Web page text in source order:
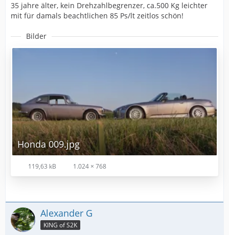
35 jahre älter, kein Drehzahlbegrenzer, ca.500 Kg leichter
mit für damals beachtlichen 85 Ps/lt zeitlos schön!
Bilder
Honda 009.jpg
119,63 kB 1.024 × 768
Alexander G
KING of S2K